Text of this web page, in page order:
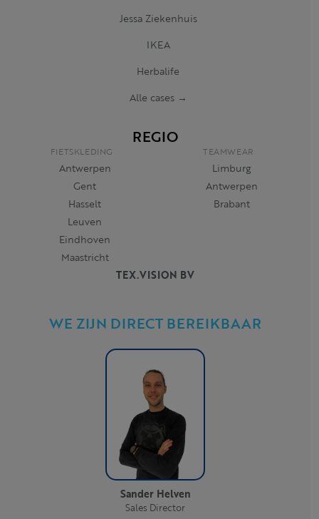
TEX.VISION BV
WE ZIJN DIRECT BEREIKBAAR
Sander Helven
Sales Director
Jessa Ziekenhuis
IKEA
Herbalife
Alle cases →
REGIO
FIETSKLEDING
Antwerpen
Gent
Hasselt
Leuven
Eindhoven
Maastricht
TEAMWEAR
Limburg
Antwerpen
Brabant